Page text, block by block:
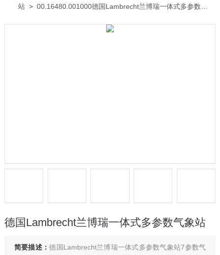
站 > 00.16480.001000德国Lambrecht兰博瑞一体式多参数气
德国Lambrecht兰博瑞一体式多参数气象站
简要描述：德国Lambrecht兰博瑞一体式多参数气象站7参数气